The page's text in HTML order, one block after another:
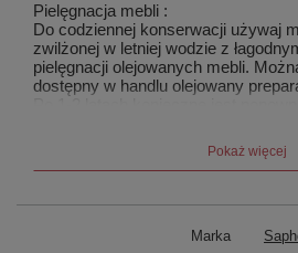
Pielęgnacja mebli :
Do codziennej konserwacji używaj
zwilżonej w letniej wodzie z
pielęgnacji olejowanych mebli.
dostępny w handlu olejowany
W przypadku mebli z litego drewna
wzmocniony klinami, jest również
Pokaż więcej
Marka